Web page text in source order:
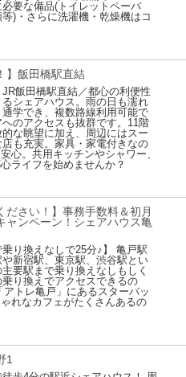
必要な備品(トイレットペーパ
)・さらに洗濯機・乾燥機はコ
】飯田橋駅直結
飯田橋駅直結／都心の利便性
るシェアハウス。雨の日も濡れ
学でき、複数路線利用可能で
へのアクセスも抜群です。11階
な眺望に加え、周辺にはスー
も充実。家具・家電付きなの
心。共用キッチンやシャワー、
ライフを始めませんか？
ださい！】事務手数料＆初月
ャンペーン！シェアハウス亀
乗り換えなしで25分♪】 亀戸駅
や新宿駅、東京駅、渋谷駅とい
要駅まで乗り換えなしもしく
乗り換えでアクセスできるの
トレ亀戸」にあるスターバッ
れなカフェがたくさんあるの
1